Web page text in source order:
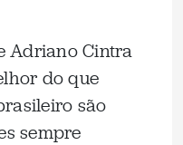
Adriano Cintra
do que
são
sempre